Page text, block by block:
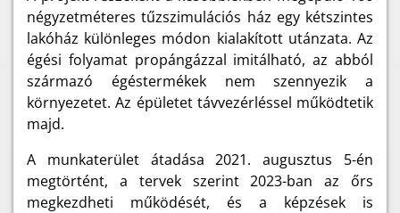
négyzetméteres tűzszimulációs ház egy kétszintes
lakóház különleges módon kialakított utánzata. Az
égési folyamat propángázzal imitálható, az abból
származó égéstermékek nem szennyezik a
környezetet. Az épületet távvezérléssel működtetik
majd.
A munkaterület átadása 2021. augusztus 5-én
megtörtént, a tervek szerint 2023-ban az őrs
megkezdheti működését, és a képzések is